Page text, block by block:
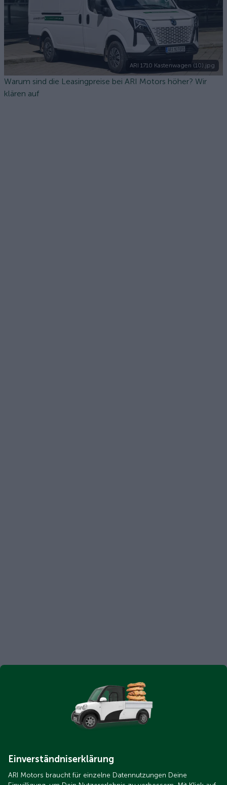
ARI 1710 Kastenwagen (10).jpg
Warum sind die Leasingpreise bei ARI Motors höher? Wir
klären auf
Einverständniserklärung
ARI Motors braucht für einzelne Datennutzungen Deine